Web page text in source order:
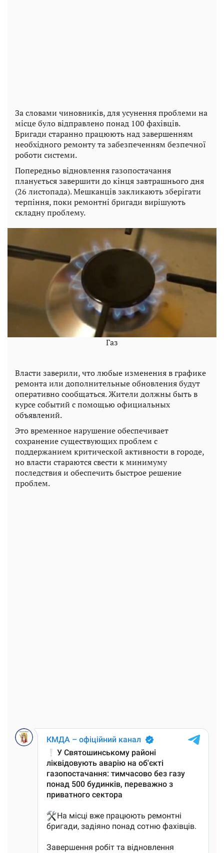
За словами чиновників, для усунення проблеми на
місце було відправлено понад 100 фахівців.
Бригади старанно працюють над завершенням
необхідного ремонту та забезпеченням безпечної
роботи системи.
Попередньо відновлення газопостачання
планується завершити до кінця завтрашнього дня
(26 листопада). Мешканців закликають зберігати
терпіння, поки ремонтні бригади вирішують
складну проблему.
Газ
Власти заверили, что любые изменения в графике
ремонта или дополнительные обновления будут
оперативно сообщаться. Жители должны быть в
курсе событий с помощью официальных
объявлений.
Это временное нарушение обеспечивает
сохранение существующих проблем с
поддержанием критической активности в городе,
но власти стараются свести к минимуму
последствия и обеспечить быстрое решение
проблем.